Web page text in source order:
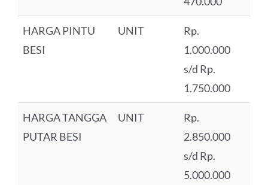
HARGA PINTU
BESI
UNIT
Rp.
1.000.000
s/d Rp.
1.750.000
HARGA TANGGA
PUTAR BESI
UNIT
Rp.
2.850.000
s/d Rp.
5.000.000